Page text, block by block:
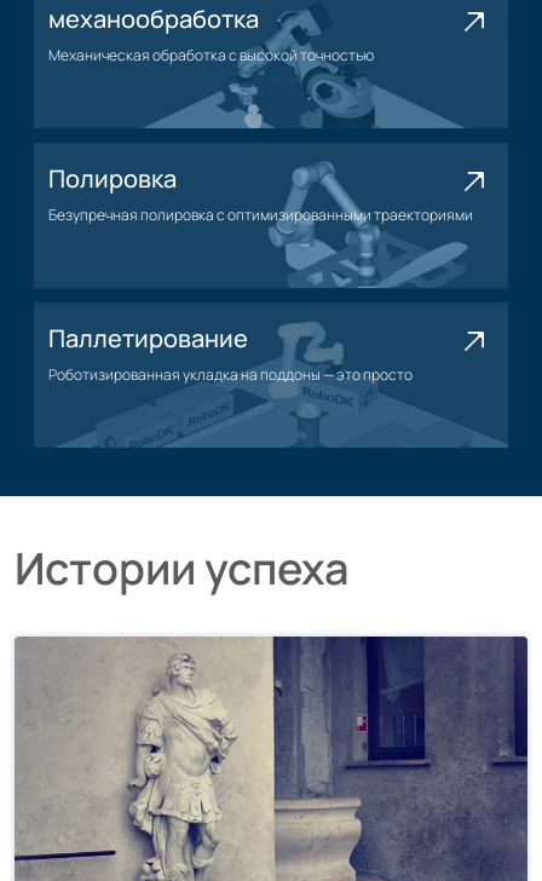
механообработка
Механическая обработка с высокой точностью
Применение механической обработки
Полировка
Безупречная полировка с оптимизированными траекториями
Паллетирование
Роботизированная укладка на поддоны — это просто
Применение паллетирования
Истории успеха